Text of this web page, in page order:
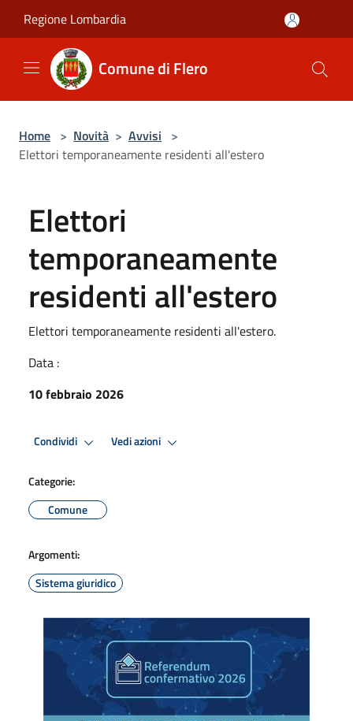
Regione Lombardia
Comune di Flero
Home > Novità > Avvisi >
Elettori temporaneamente residenti all'estero
Elettori
temporaneamente
residenti all'estero
Elettori temporaneamente residenti all'estero.
Data :
10 febbraio 2026
Condividi Vedi azioni
Categorie:
Comune
Argomenti:
Sistema giuridico